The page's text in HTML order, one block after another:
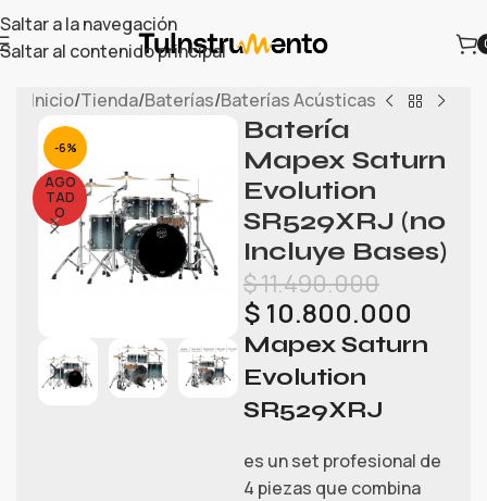
Saltar a la navegación
Saltar al contenido principal
Inicio/Tienda/Baterías/Baterías Acústicas
-6%
AGO
TAD
O
Batería
Mapex Saturn
Evolution
SR529XRJ (no
Incluye Bases)
$11.490.000
$ 10.800.000
Mapex Saturn
Evolution
SR529XRJ
es un set profesional de
4 piezas que combina